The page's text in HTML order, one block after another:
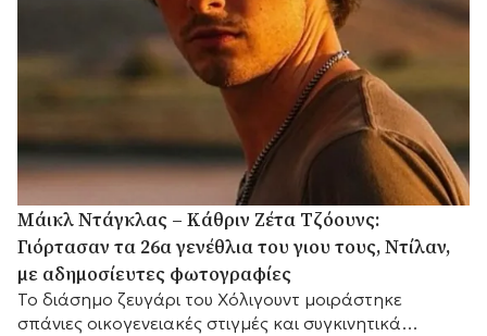
Μάικλ Ντάγκλας – Κάθριν Ζέτα Τζόουνς:
Γιόρτασαν τα 26α γενέθλια του γιου τους, Ντίλαν,
με αδημοσίευτες φωτογραφίες
Το διάσημο ζευγάρι του Χόλιγουντ μοιράστηκε
σπάνιες οικογενειακές στιγμές και συγκινητικά